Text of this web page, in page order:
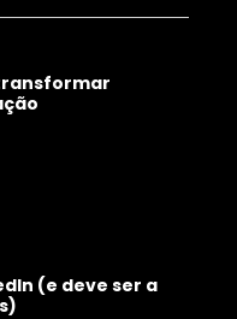
(e deve ser a